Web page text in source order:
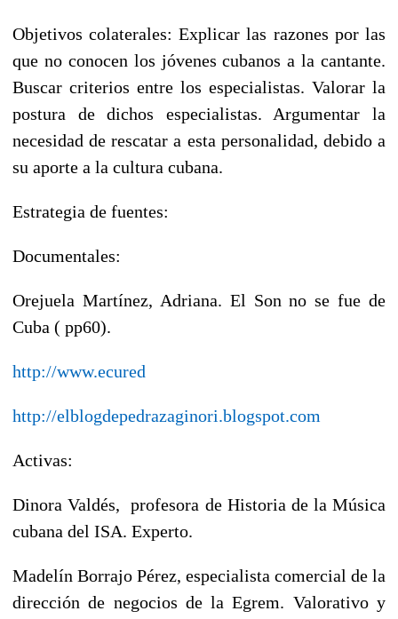
Objetivos colaterales: Explicar las razones por las
que no conocen los jóvenes cubanos a la cantante.
Buscar criterios entre los especialistas. Valorar la
postura de dichos especialistas. Argumentar la
necesidad de rescatar a esta personalidad, debido a
su aporte a la cultura cubana.
Estrategia de fuentes:
Documentales:
Orejuela Martínez, Adriana. El Son no se fue de
Cuba ( pp60).
http://www.ecured
http://elblogdepedrazaginori.blogspot.com
Activas:
Dinora Valdés, profesora de Historia de la Música
cubana del ISA. Experto.
Madelín Borrajo Pérez, especialista comercial de la
dirección de negocios de la Egrem. Valorativo y